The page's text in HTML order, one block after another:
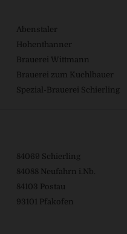
Abenstaler
Hohenthanner
Brauerei Wittmann
Brauerei zum Kuchlbauer
Spezial-Brauerei Schierling
84069 Schierling
84088 Neufahrn i.Nb.
84103 Postau
93101 Pfakofen